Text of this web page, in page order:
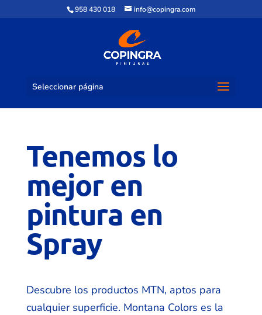
958 430 018 info@copingra.com
Seleccionar página
Tenemos lo
mejor en
pintura en
Spray
Descubre los productos MTN, aptos para
cualquier superficie. Montana Colors es la